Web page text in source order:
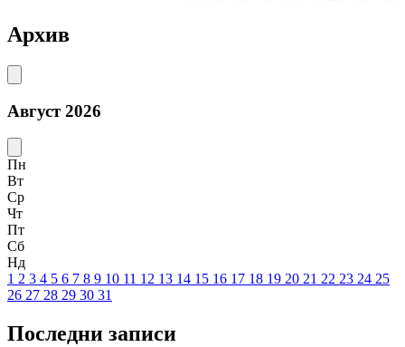
Архив
Август 2026
Пн
Вт
Ср
Чт
Пт
Сб
Нд
1 2 3 4 5 6 7 8 9 10 11 12 13 14 15 16 17 18 19 20 21 22 23 24 25
26 27 28 29 30 31
Последни записи